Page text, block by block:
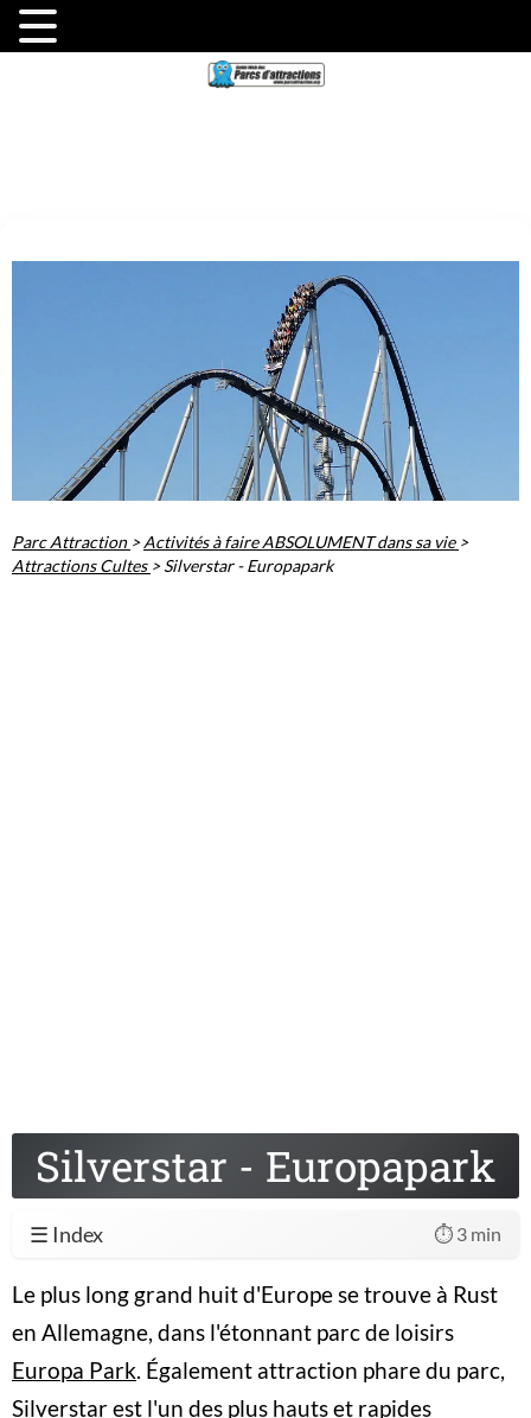
Parc Attraction >Activités à faire ABSOLUMENT dans sa vie >
Attractions Cultes >Silverstar - Europapark
Silverstar - Europapark
☰ Index ⏱️ 3 min
Le plus long grand huit d'Europe se trouve à Rust
en Allemagne, dans l'étonnant parc de loisirs
Europa Park. Également attraction phare du parc,
Silverstar est l'un des plus hauts et rapides